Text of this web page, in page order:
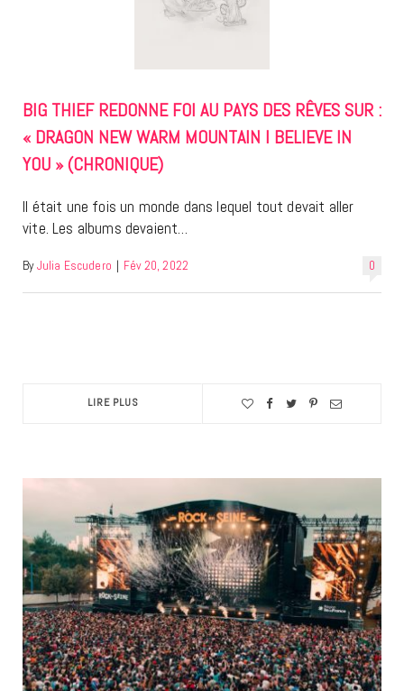
BIG THIEF REDONNE FOI AU PAYS DES RÊVES SUR :
« DRAGON NEW WARM MOUNTAIN I BELIEVE IN
YOU » (CHRONIQUE)
Il était une fois un monde dans lequel tout devait aller
vite. Les albums devaient…
0
By Julia Escudero | Fév 20, 2022
LIRE PLUS